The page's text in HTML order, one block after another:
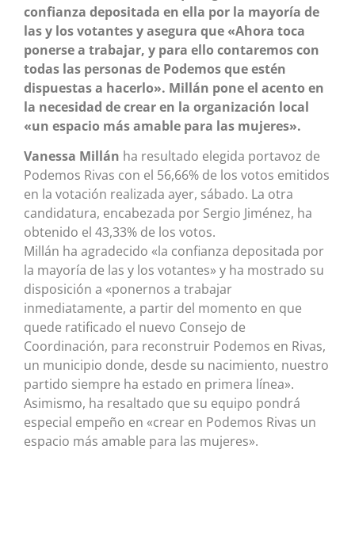
confianza depositada en ella por la mayoría de
las y los votantes y asegura que «Ahora toca
ponerse a trabajar, y para ello contaremos con
todas las personas de Podemos que estén
dispuestas a hacerlo». Millán pone el acento en
la necesidad de crear en la organización local
«un espacio más amable para las mujeres».
Vanessa Millán ha resultado elegida portavoz de
Podemos Rivas con el 56,66% de los votos emitidos
en la votación realizada ayer, sábado. La otra
candidatura, encabezada por Sergio Jiménez, ha
obtenido el 43,33% de los votos.
Millán ha agradecido «la confianza depositada por
la mayoría de las y los votantes» y ha mostrado su
disposición a «ponernos a trabajar
inmediatamente, a partir del momento en que
quede ratificado el nuevo Consejo de
Coordinación, para reconstruir Podemos en Rivas,
un municipio donde, desde su nacimiento, nuestro
partido siempre ha estado en primera línea».
Asimismo, ha resaltado que su equipo pondrá
especial empeño en «crear en Podemos Rivas un
espacio más amable para las mujeres».